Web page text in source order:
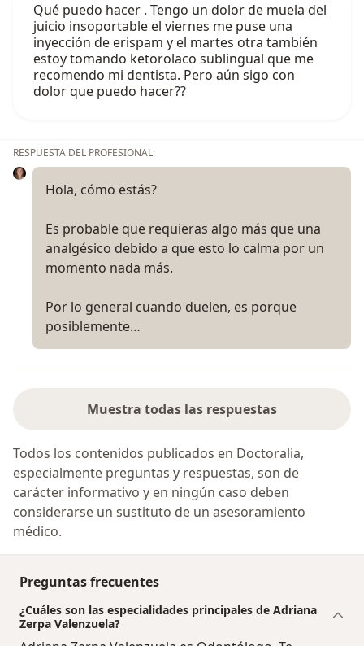
Qué puedo hacer . Tengo un dolor de muela del
juicio insoportable el viernes me puse una
inyección de erispam y el martes otra también
estoy tomando ketorolaco sublingual que me
recomendo mi dentista. Pero aún sigo con
dolor que puedo hacer??
RESPUESTA DEL PROFESIONAL:
Hola, cómo estás?
Es probable que requieras algo más que una
analgésico debido a que esto lo calma por un
momento nada más.
Por lo general cuando duelen, es porque
posiblemente…
Muestra todas las respuestas
Todos los contenidos publicados en Doctoralia,
especialmente preguntas y respuestas, son de
carácter informativo y en ningún caso deben
considerarse un sustituto de un asesoramiento
médico.
Preguntas frecuentes
¿Cuáles son las especialidades principales de Adriana
Zerpa Valenzuela?